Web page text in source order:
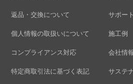
返品・交換について
個人情報の取扱いについて
コンプライアンス対応
特定商取引法に基づく表記
サポー
施工例
会社情
サステ